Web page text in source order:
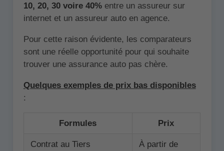
10, 20, 30 voire 40%entre un assureur sur
internet et un assureur auto en agence.
Pour cette raison évidente, les comparateurs
sont une réelle opportunité pour qui souhaite
trouver une assurance auto pas chère.
Quelques exemples de prix bas disponibles
:
Formules Prix
Contrat au Tiers
À partir de